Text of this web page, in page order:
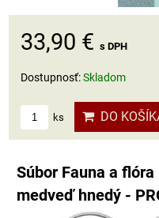
33,90 € s DPH
Dostupnosť:Skladom
ks DO
Súbor Fauna a
medveď hnedý -